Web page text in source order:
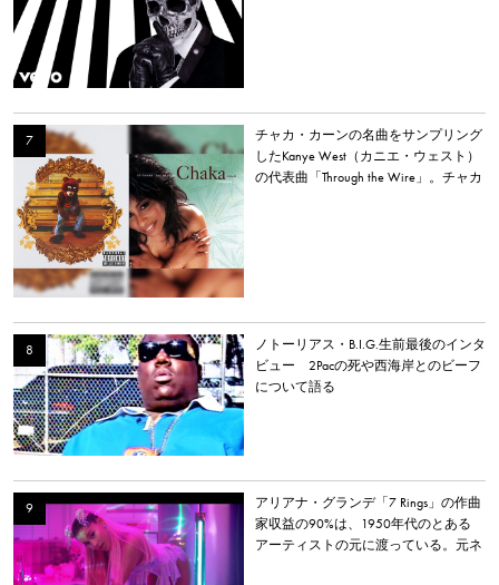
チャカ・カーンの名曲をサンプリング
したKanye West（カニエ・ウェスト）
の代表曲「Through the Wire」。チャカ
ノトーリアス・B.I.G.生前最後のインタ
ビュー 2Pacの死や西海岸とのビーフ
について語る
アリアナ・グランデ「7 Rings」の作曲
家収益の90%は、1950年代のとある
アーティストの元に渡っている。元ネ